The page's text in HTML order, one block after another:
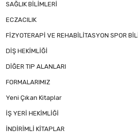
SAĞLIK BİLİMLERİ
ECZACILIK
FİZYOTERAPİ VE REHABİLİTASYON SPOR
DİŞ HEKİMLİĞİ
DİĞER TIP ALANLARI
FORMALARIMIZ
Yeni Çıkan Kitaplar
İŞ YERİ HEKİMLİĞİ
İNDİRİMLİ KİTAPLAR